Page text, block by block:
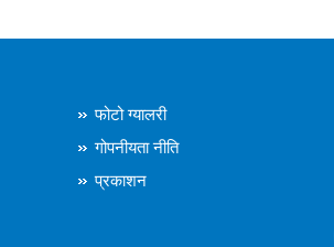
फोटो ग्यालरी
गोपनीयता नीति
प्रकाशन